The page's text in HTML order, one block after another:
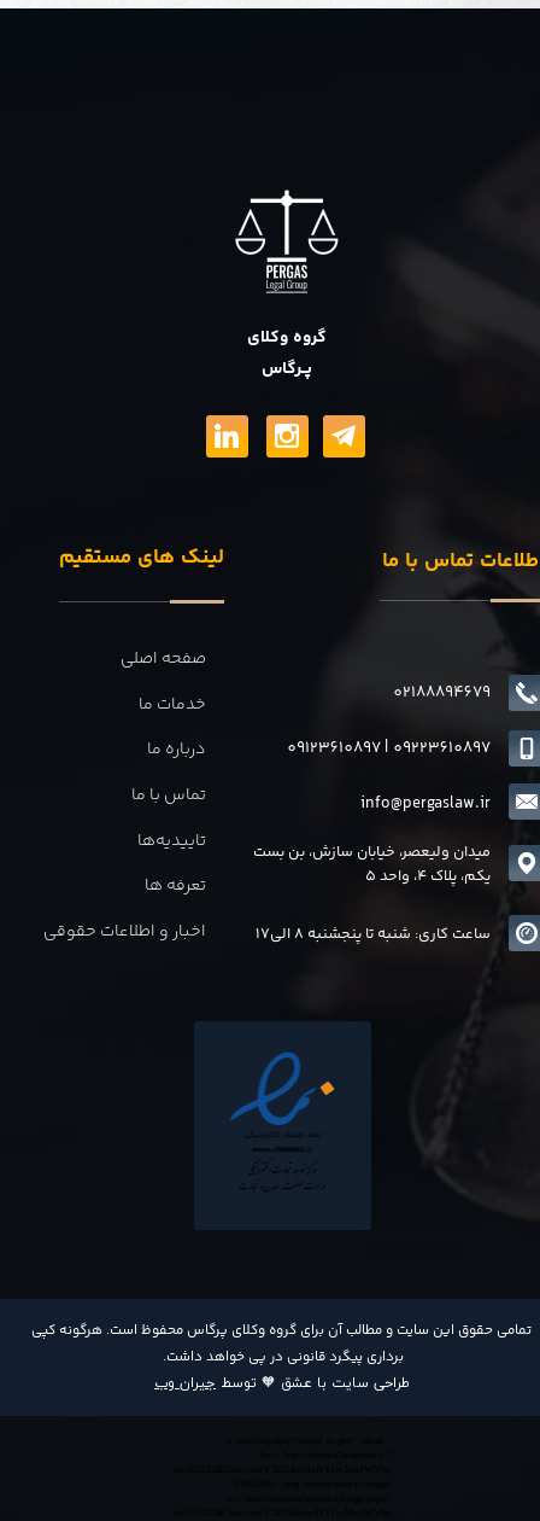
​تمامی حقوق این سایت و مطالب آن برای گروه وکلای پرگاس محفوظ است. هرگونه کپی
برداری پیگرد قانونی در پی خواهد داشت​​​​​​​.
طراحی سایت با عشق 🧡 توسط جیران وب
گروه وکلای
پــرگاس
لینک های مستقیم
صفحه اصلی
خدمات ما
درباره ما
تماس با ما
تاییدیه‌ها
تعرفه ها
اخبار و اطلاعات حقوقی
تماس با ما
02188894679
info@pergaslaw.ir
09123610897| 09223610897
میدان ولیعصر، خیابان سازش، بن بست
یکم، پلاک 4، واحد 5
ساعت کاری: شنبه تا پنجشنبه 8 الی17